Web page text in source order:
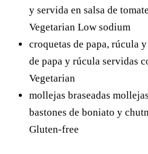
y servida en salsa de
Vegetarian Low sodium
croquetas de papa, rúcula
de papa y rúcula servidas
Vegetarian
mollejas braseadas
bastones de boniato y
Gluten-free